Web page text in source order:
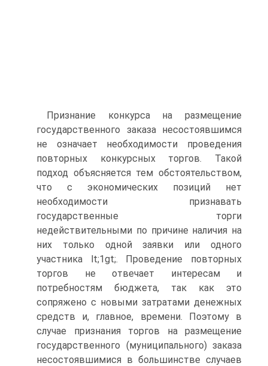
Признание конкурса на размещение
государственного заказа несостоявшимся
не означает необходимости проведения
повторных конкурсных торгов. Такой
подход объясняется тем обстоятельством,
что с экономических позиций нет
необходимости признавать
государственные торги
недействительными по причине наличия на
них только одной заявки или одного
участника lt;1gt;. Проведение повторных
торгов не отвечает интересам и
потребностям бюджета, так как это
сопряжено с новыми затратами денежных
средств и, главное, времени. Поэтому в
случае признания торгов на размещение
государственного (муниципального) заказа
несостоявшимися в большинстве случаев